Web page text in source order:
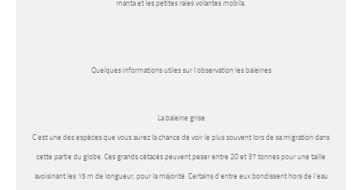
manta et les petites raies volantes mobila.
Quelques informations utiles sur l’observation les baleines
La baleine grise
C’est une des espèces que vous aurez la chance de voir le plus souvent lors de sa migration dans
cette partie du globe. Ces grands cétacés peuvent peser entre 20 et 37 tonnes pour une taille
avoisinant les 15 m de longueur, pour la majorité. Certains d’entre eux bondissent hors de l’eau